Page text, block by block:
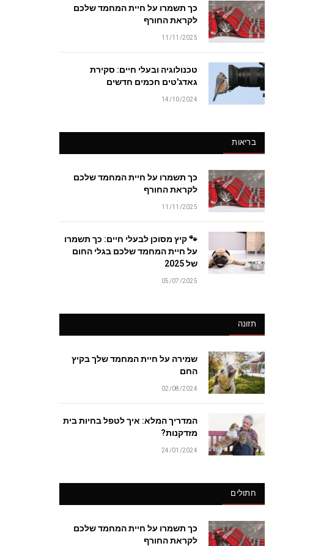
כך תשמרו על חיית המחמד שלכם
לקראת החורף
11/11/2025
טכנולוגיה ובעלי חיים: סקירת
גאדג'טים חכמים חדשים
14/10/2024
בריאות
כך תשמרו על חיית המחמד שלכם
לקראת החורף
11/11/2025
🐾 קיץ מסוכן לבעלי חיים: כך תשמרו
על חיית המחמד שלכם בגלי החום
של 2025
05/07/2025
תזונה
שמירה על חיית המחמד שלך בקיץ
החם
02/08/2024
המדריך המלא: איך לטפל בחיות בית
מזדקנות?
24/01/2024
חתולים
כך תשמרו על חיית המחמד שלכם
לקראת החורף